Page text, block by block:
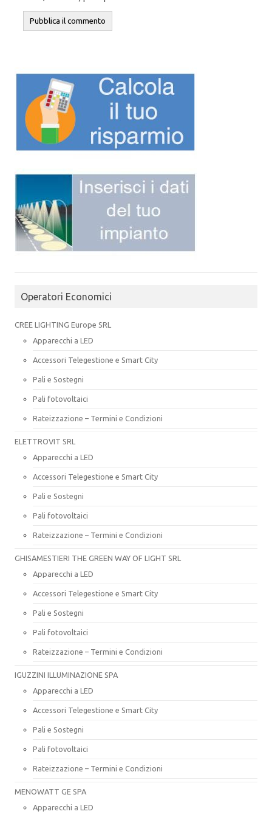
Operatori Economici
CREE LIGHTING Europe SRL
Apparecchi a LED
Accessori Telegestione e Smart City
Pali e Sostegni
Pali fotovoltaici
Rateizzazione – Termini e Condizioni
ELETTROVIT SRL
Apparecchi a LED
Accessori Telegestione e Smart City
Pali e Sostegni
Pali fotovoltaici
Rateizzazione – Termini e Condizioni
GHISAMESTIERI THE GREEN WAY OF LIGHT SRL
Apparecchi a LED
Accessori Telegestione e Smart City
Pali e Sostegni
Pali fotovoltaici
Rateizzazione – Termini e Condizioni
IGUZZINI ILLUMINAZIONE SPA
Apparecchi a LED
Accessori Telegestione e Smart City
Pali e Sostegni
Pali fotovoltaici
Rateizzazione – Termini e Condizioni
MENOWATT GE SPA
Apparecchi a LED